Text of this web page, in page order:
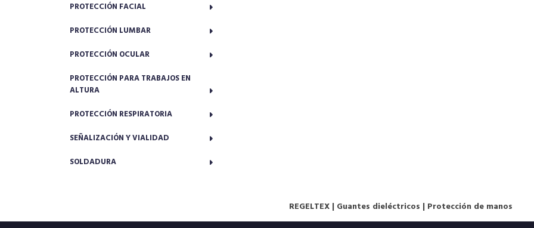
PROTECCIÓN FACIAL
PROTECCIÓN LUMBAR
PROTECCIÓN OCULAR
PROTECCIÓN PARA TRABAJOS EN
ALTURA
PROTECCIÓN RESPIRATORIA
SEÑALIZACIÓN Y VIALIDAD
SOLDADURA
REGELTEX| Guantes dieléctricos | Protección de manos